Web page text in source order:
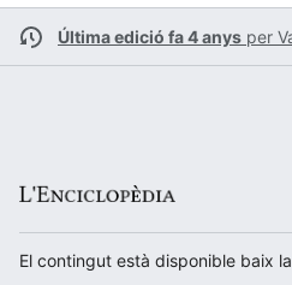
Última edició fa 4 anys per
El contingut està disponible baix